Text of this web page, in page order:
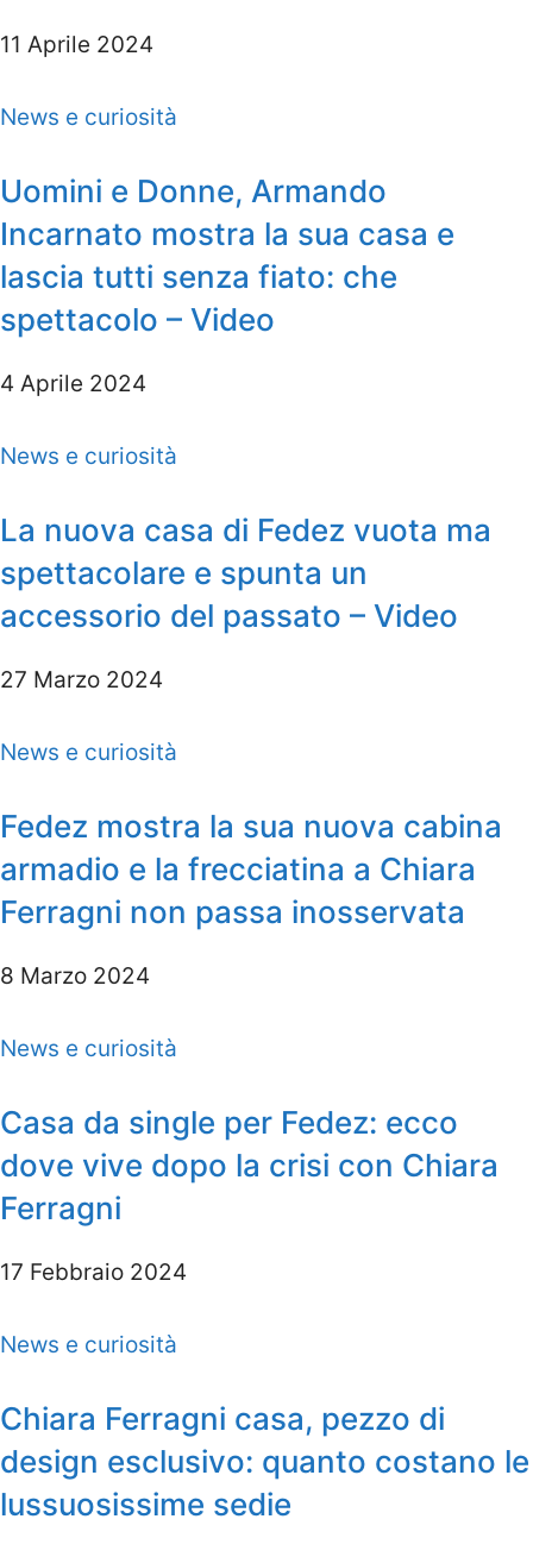
11 Aprile 2024
News e curiosità
Uomini e Donne, Armando
Incarnato mostra la sua casa e
lascia tutti senza fiato: che
spettacolo – Video
4 Aprile 2024
News e curiosità
La nuova casa di Fedez vuota ma
spettacolare e spunta un
accessorio del passato – Video
27 Marzo 2024
News e curiosità
Fedez mostra la sua nuova cabina
armadio e la frecciatina a Chiara
Ferragni non passa inosservata
8 Marzo 2024
News e curiosità
Casa da single per Fedez: ecco
dove vive dopo la crisi con Chiara
Ferragni
17 Febbraio 2024
News e curiosità
Chiara Ferragni casa, pezzo di
design esclusivo: quanto costano le
lussuosissime sedie